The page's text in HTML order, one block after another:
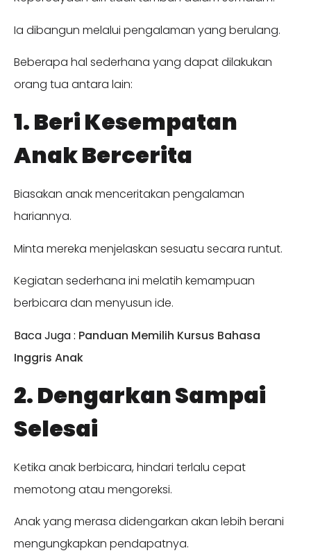
Ia dibangun melalui pengalaman yang berulang.
Beberapa hal sederhana yang dapat dilakukan
orang tua antara lain:
1. Beri Kesempatan
Anak Bercerita
Biasakan anak menceritakan pengalaman
hariannya.
Minta mereka menjelaskan sesuatu secara runtut.
Kegiatan sederhana ini melatih kemampuan
berbicara dan menyusun ide.
Baca Juga : Panduan Memilih Kursus Bahasa
Inggris Anak
2. Dengarkan Sampai
Selesai
Ketika anak berbicara, hindari terlalu cepat
memotong atau mengoreksi.
Anak yang merasa didengarkan akan lebih berani
mengungkapkan pendapatnya.